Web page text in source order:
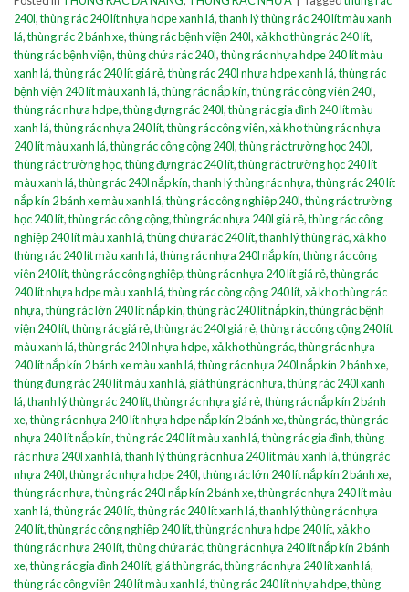
240l,thùng rác 240 lít nhựa hdpe xanh lá,thanh lý thùng rác 240 lít màu xanh
lá,thùng rác 2 bánh xe,thùng rác bệnh viện 240l,xả kho thùng rác 240 lít,
thùng rác bệnh viện,thùng chứa rác 240l,thùng rác nhựa hdpe 240 lít màu
xanh lá,thùng rác 240 lít giá rẻ,thùng rác 240l nhựa hdpe xanh lá,thùng rác
bệnh viện 240 lít màu xanh lá,thùng rác nắp kín,thùng rác công viên 240l,
thùng rác nhựa hdpe,thùng đựng rác 240l,thùng rác gia đình 240 lít màu
xanh lá,thùng rác nhựa 240 lít,thùng rác công viên,xả kho thùng rác nhựa
240 lít màu xanh lá,thùng rác công cộng 240l,thùng rác trường học 240l,
thùng rác trường học,thùng đựng rác 240 lít,thùng rác trường học 240 lít
màu xanh lá,thùng rác 240l nắp kín,thanh lý thùng rác nhựa,thùng rác 240 lít
nắp kín 2 bánh xe màu xanh lá,thùng rác công nghiệp 240l,thùng rác trường
học 240 lít,thùng rác công cộng,thùng rác nhựa 240l giá rẻ,thùng rác công
nghiệp 240 lít màu xanh lá,thùng chứa rác 240 lít,thanh lý thùng rác,xả kho
thùng rác 240 lít màu xanh lá,thùng rác nhựa 240l nắp kín,thùng rác công
viên 240 lít,thùng rác công nghiệp,thùng rác nhựa 240 lít giá rẻ,thùng rác
240 lít nhựa hdpe màu xanh lá,thùng rác công cộng 240 lít,xả kho thùng rác
nhựa,thùng rác lớn 240 lít nắp kín,thùng rác 240 lít nắp kín,thùng rác bệnh
viện 240 lít,thùng rác giá rẻ,thùng rác 240l giá rẻ,thùng rác công cộng 240 lít
màu xanh lá,thùng rác 240l nhựa hdpe,xả kho thùng rác,thùng rác nhựa
240 lít nắp kín 2 bánh xe màu xanh lá,thùng rác nhựa 240l nắp kín 2 bánh xe,
thùng đựng rác 240 lít màu xanh lá, giá thùng rác nhựa,thùng rác 240l xanh
lá,thanh lý thùng rác 240 lít,thùng rác nhựa giá rẻ,thùng rác nắp kín 2 bánh
xe,thùng rác nhựa 240 lít nhựa hdpe nắp kín 2 bánh xe,thùng rác,thùng rác
nhựa 240 lít nắp kín,thùng rác 240 lít màu xanh lá,thùng rác gia đình,thùng
rác nhựa 240l xanh lá,thanh lý thùng rác nhựa 240 lít màu xanh lá,thùng rác
nhựa 240l,thùng rác nhựa hdpe 240l,thùng rác lớn 240 lít nắp kín 2 bánh xe,
thùng rác nhựa,thùng rác 240l nắp kín 2 bánh xe,thùng rác nhựa 240 lít màu
xanh lá,thùng rác 240 lít,thùng rác 240 lít xanh lá,thanh lý thùng rác nhựa
240 lít,thùng rác công nghiệp 240 lít,thùng rác nhựa hdpe 240 lít,xả kho
thùng rác nhựa 240 lít,thùng chứa rác,thùng rác nhựa 240 lít nắp kín 2 bánh
xe,thùng rác gia đình 240 lít, giá thùng rác,thùng rác nhựa 240 lít xanh lá,
thùng rác công viên 240 lít màu xanh lá,thùng rác 240 lít nhựa hdpe,thùng